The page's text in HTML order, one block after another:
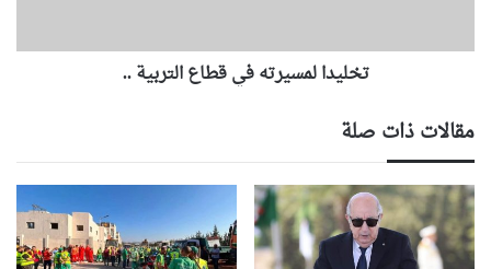
ل
غ
ر
ب
ي
ل
ل
س
ه
ف
ي
ق
ط
ا
تخليدا لمسيرته في قطاع التربية ..
مقالات ذات صلة